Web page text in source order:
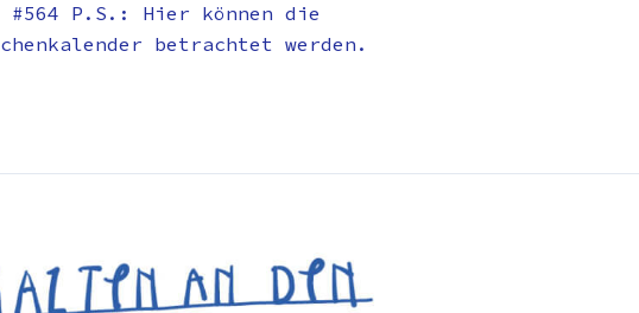
#564 P.S.: Hier können die
betrachtet werden.